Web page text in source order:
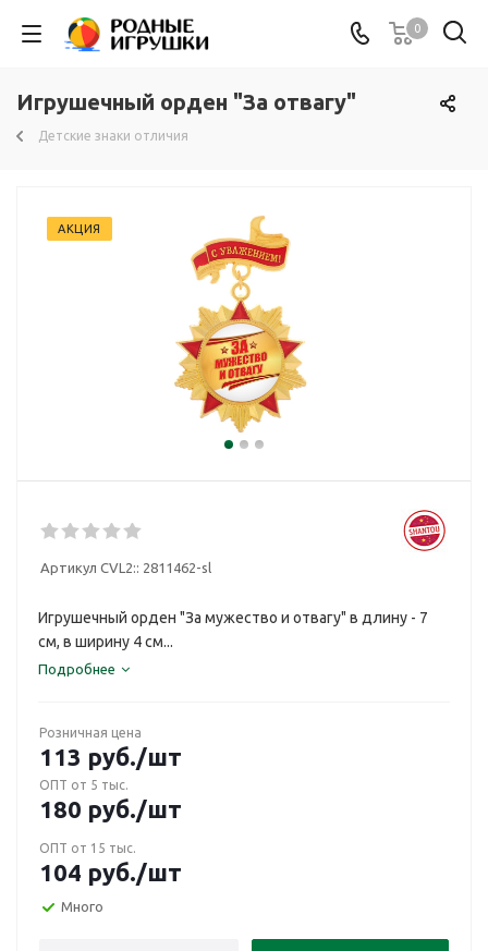
0
Игрушечный орден "За отвагу"
Детские знаки отличия
АКЦИЯ
Артикул CVL2:: 2811462-sl
Игрушечный орден "За мужество и отвагу" в длину - 7
см, в ширину 4 см...
Подробнее
Розничная цена
113 руб./шт
ОПТ от 5 тыс.
180 руб./шт
ОПТ от 15 тыс.
104 руб./шт
Много